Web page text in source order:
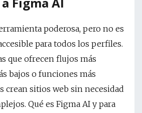
poderosa, pero no es
para todos los perfiles.
que ofrecen flujos más
bajos o funciones más
crean sitios web sin necesidad
Qué es Figma AI y para